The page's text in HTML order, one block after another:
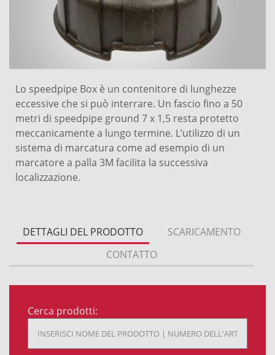
Lo speedpipe Box è un contenitore di lunghezze
eccessive che si può interrare. Un fascio fino a 50
metri di speedpipe ground 7 x 1,5 resta protetto
meccanicamente a lungo termine. L’utilizzo di un
sistema di marcatura come ad esempio di un
marcatore a palla 3M facilita la successiva
localizzazione.
DETTAGLI DEL PRODOTTO
SCARICAMENTO
CONTATTO
Cerca prodotti: